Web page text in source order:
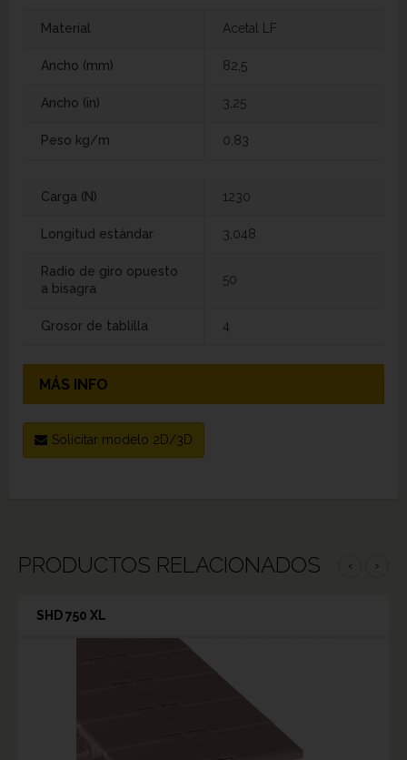
Material Acetal LF
Ancho (mm) 82,5
Ancho (in) 3,25
Peso kg/m 0,83
Carga (N) 1230
Longitud estándar 3,048
Radio de giro opuesto
a bisagra
50
Grosor de tablilla 4
MÁS INFO
Solicitar modelo 2D/3D
PRODUCTOS RELACIONADOS ‹ ›
SHD 750 XL